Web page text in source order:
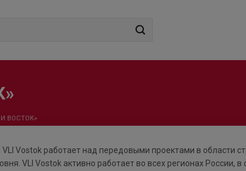
ВОСТОК»
Vostok работает над передовыми проектами в области
VLI Vostok активно работает во всех регионах России,